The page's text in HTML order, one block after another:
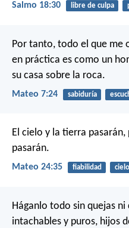
Salmo 18:30 libre de culpa
Por tanto, todo el que me
en práctica es como un
su casa sobre la roca.
Mateo 7:24 sabiduría
El cielo y la tierra
pasarán.
Mateo 24:35 fiabilidad cielo
Háganlo todo sin quejas
intachables y puros, hijos